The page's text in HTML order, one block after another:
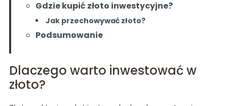
Gdzie kupić złoto inwestycyjne?
Jak przechowywać złoto?
Podsumowanie
Dlaczego warto inwestować w
złoto?